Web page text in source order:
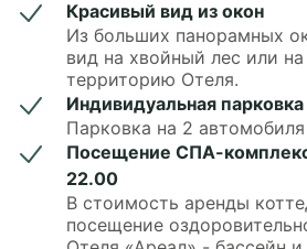
спутникового ТВ, выделенная
кондиционирования.
На территории выполнен
благоустроены прогулочные
прогулок есть Английский сад,
Кайдзен, эко-парк,
Красивый вид из окон
Из больших панорамных
вид на хвойный лес или
территорию Отеля.
Индивидуальная парковка
Парковка на 2 автомобиля
Посещение СПА-
22.00
В стоимость аренды
посещение